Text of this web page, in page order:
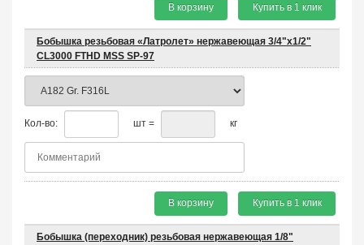
В корзину Купить в 1 клик
Бобышка резьбовая «Латролет» нержавеющая 3/4"х1/2"
CL3000 FTHD MSS SP-97
Кол-во: шт = кг
В корзину Купить в 1 клик
Бобышка (переходник) резьбовая нержавеющая 1/8"